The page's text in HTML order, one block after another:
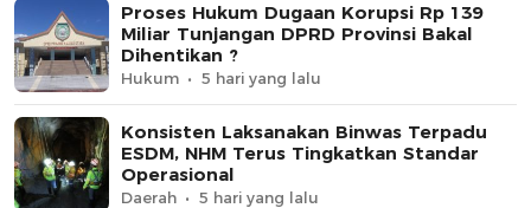
Proses Hukum Dugaan Korupsi Rp 139
Miliar Tunjangan DPRD Provinsi Bakal
Dihentikan ?
Hukum 5 hari yang lalu
Konsisten Laksanakan Binwas Terpadu
ESDM, NHM Terus Tingkatkan Standar
Operasional
Daerah 5 hari yang lalu